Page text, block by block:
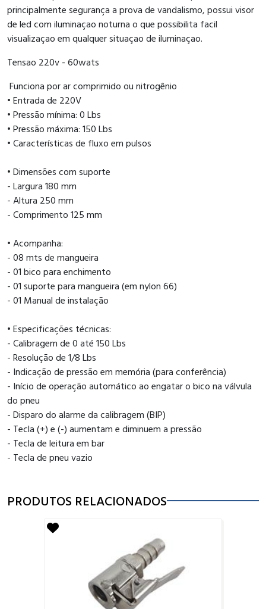
principalmente segurança a prova de vandalismo, possui visor
de led com iluminaçao noturna o que possibilita facil
visualizaçao em qualquer situaçao de iluminaçao.
Tensao 220v - 60wats
Funciona por ar comprimido ou nitrogênio
• Entrada de 220V
• Pressão mínima: 0 Lbs
• Pressão máxima: 150 Lbs
• Características de fluxo em pulsos
• Dimensões com suporte
- Largura 180 mm
- Altura 250 mm
- Comprimento 125 mm
• Acompanha:
- 08 mts de mangueira
- 01 bico para enchimento
- 01 suporte para mangueira (em nylon 66)
- 01 Manual de instalação
• Especificações técnicas:
- Calibragem de 0 até 150 Lbs
- Resolução de 1/8 Lbs
- Indicação de pressão em memória (para conferência)
- Início de operação automático ao engatar o bico na válvula
do pneu
- Disparo do alarme da calibragem (BIP)
- Tecla (+) e (-) aumentam e diminuem a pressão
- Tecla de leitura em bar
- Tecla de pneu vazio
PRODUTOS RELACIONADOS